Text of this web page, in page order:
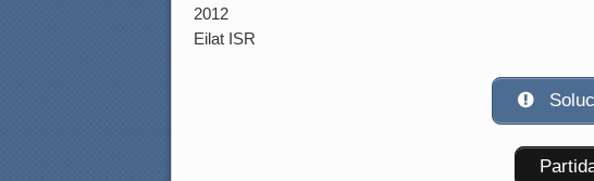
2012
Eilat ISR